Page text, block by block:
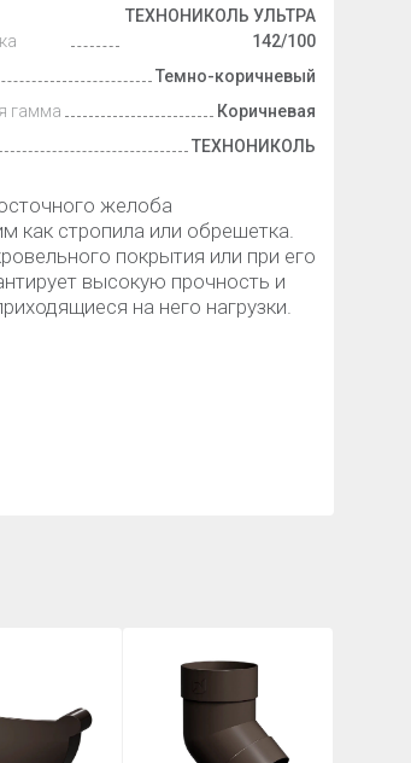
ТЕХНОНИКОЛЬ УЛЬТРА
142/100
Темно-коричневый
гамма
Коричневая
ТЕХНОНИКОЛЬ
желоба
как стропила или обрешетка.
покрытия или при его
высокую прочность и
на него нагрузки.